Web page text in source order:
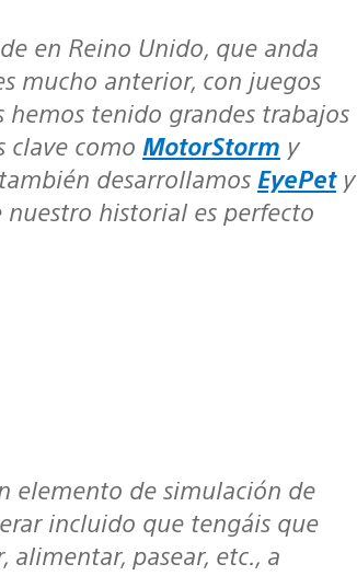
mucho anterior, con juegos
hemos tenido grandes trabajos
clave como MotorStorm y
desarrollamos EyePety
nuestro historial es perfecto
incluido que tengáis que
alimentar, pasear, etc., a